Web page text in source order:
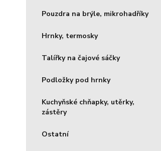
Pouzdra na brýle, mikrohadříky
Hrnky, termosky
Talířky na čajové sáčky
Podložky pod hrnky
Kuchyňské chňapky, utěrky,
zástěry
Ostatní